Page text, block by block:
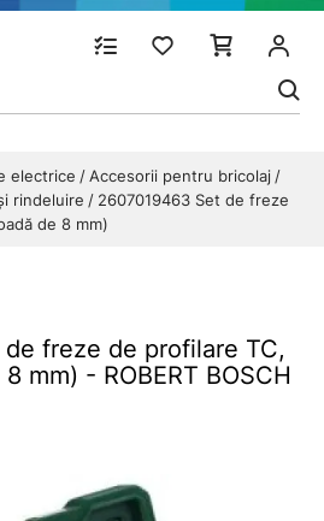
electrice
Accesorii pentru bricolaj
rindeluire
2607019463 Set de freze
de 8 mm)
freze de profilare TC,
mm) - ROBERT BOSCH